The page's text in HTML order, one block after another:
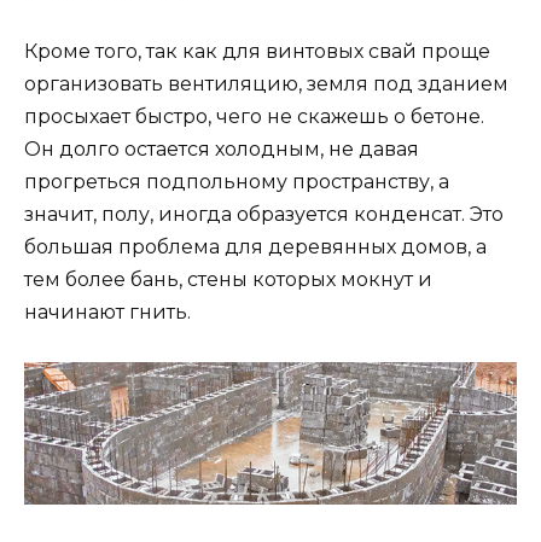
Кроме того, так как для винтовых свай проще
организовать вентиляцию, земля под зданием
просыхает быстро, чего не скажешь о бетоне.
Он долго остается холодным, не давая
прогреться подпольному пространству, а
значит, полу, иногда образуется конденсат. Это
большая проблема для деревянных домов, а
тем более бань, стены которых мокнут и
начинают гнить.